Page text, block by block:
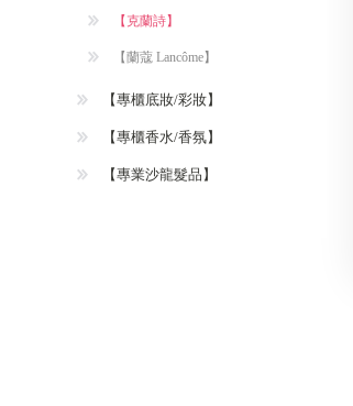
【克蘭詩】
【蘭蔻 Lancôme】
【專櫃底妝/彩妝】
【專櫃香水/香氛】
【專業沙龍髮品】